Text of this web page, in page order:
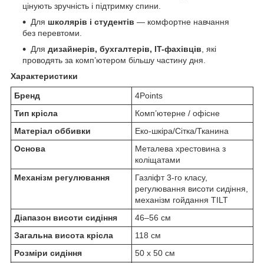
цінують зручність і підтримку спини.
Для школярів і студентів — комфортне навчання
без перевтоми.
Для дизайнерів, бухгалтерів, IT-фахівців , які
проводять за комп’ютером більшу частину дня.
Характеристики
Бренд
4Points
Тип крісла
Комп’ютерне / офісне
Матеріал оббивки
Еко-шкіра/Сітка/Тканина
Основа
Металева хрестовина з
коліщатами
Механізм регулювання
Газліфт 3-го класу,
регулювання висоти сидіння,
механізм гойдання TILT
Діапазон висоти сидіння
46–56 см
Загальна висота крісла
118 см
Розміри сидіння
50 х 50 см